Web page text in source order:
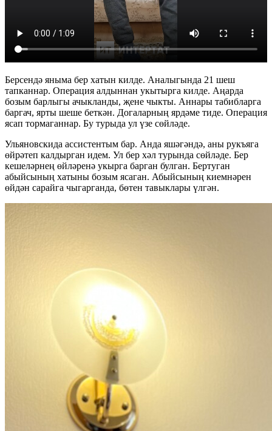
Берсендә яныма бер хатын килде. Аналыгында 21 шеш
тапканнар. Операция алдыннан укытырга килде. Аңарда
бозым барлыгы ачыкланды, җене чыкты. Аннары табибларга
баргач, ярты шеше беткән. Догаларның ярдәме тиде. Операция
ясап тормаганнар. Бу турыда ул үзе сөйләде.
Ульяновскида ассистентым бар. Анда яшәгәндә, аны рукъяга
өйрәтеп калдырган идем. Ул бер хәл турында сөйләде. Бер
кешеләрнең өйләренә укырга барган булган. Бертуган
абыйсының хатыны бозым ясаган. Абыйсының киемнәрен
өйдән сарайга чыгарганда, бөтен тавыклары үлгән.